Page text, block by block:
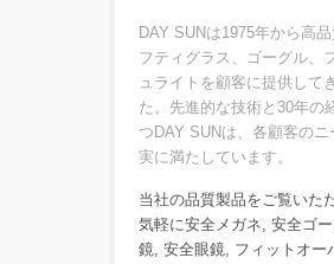
DAY SUNは1975年から高
フティグラス、ゴーグル、
ュライトを顧客に提供して
た。先進的な技術と30年の
つDAY SUNは、各顧客のニ
実に満たしています。
当社の品質製品をご覧いた
気軽に安全メガネ, 安全ゴ
鏡, 安全眼鏡, フィットオー